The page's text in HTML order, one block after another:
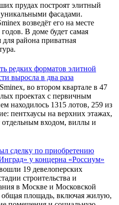
прудах построят элитный
фасадами.
возведёт его на месте
В доме будет самая
района приватная
редких форматов элитной
выросла в два раза
во втором квартале в 47
проектах с первичным
находилось 1315 лотов, 259 из
пентхаусы на верхних этажах,
отдельным входом, виллы и
сделку по приобретению
у концерна «Россиум»
19 девелоперских
строительства и
в Москве и Московской
общая площадь, включая жилую,